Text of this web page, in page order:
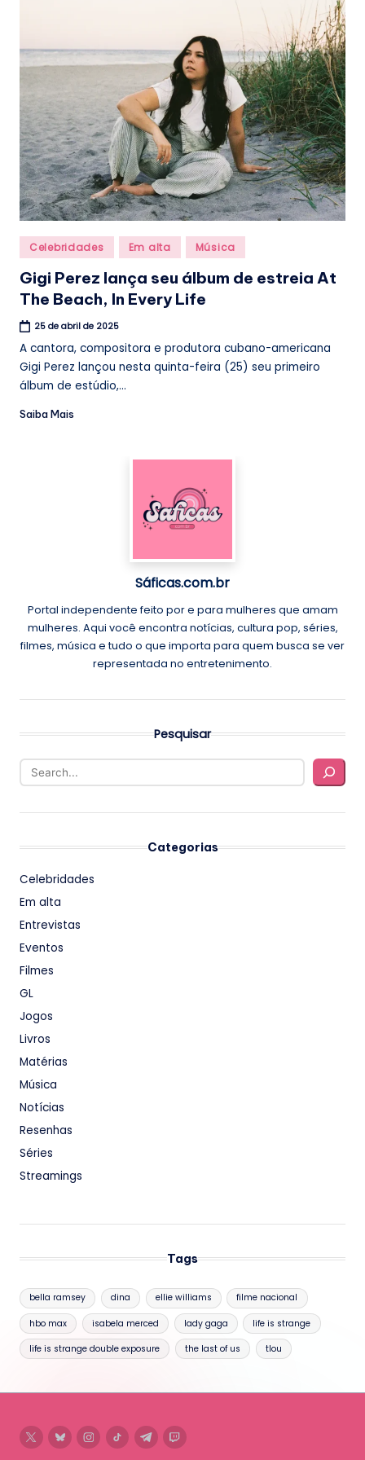
r
Posted
in
Celebridades Em alta Música
Gigi Perez lança seu álbum de estreia At
The Beach, In Every Life
25 de abril de 2025
A cantora, compositora e produtora cubano-americana
Gigi Perez lançou nesta quinta-feira (25) seu primeiro
álbum de estúdio,...
Saiba Mais
Sáficas.com.br
Portal independente feito por e para mulheres que amam
mulheres. Aqui você encontra notícias, cultura pop, séries,
filmes, música e tudo o que importa para quem busca se ver
representada no entretenimento.
Pesquisar
Categorias
Celebridades
Em alta
Entrevistas
Eventos
Filmes
GL
Jogos
Livros
Matérias
Música
Notícias
Resenhas
Séries
Streamings
Tags
bella ramsey dina ellie williams filme nacional
hbo max isabela merced lady gaga life is strange
life is strange double exposure the last of us tlou
twitterblueskyinstagram
tiktoktelegram
twitch